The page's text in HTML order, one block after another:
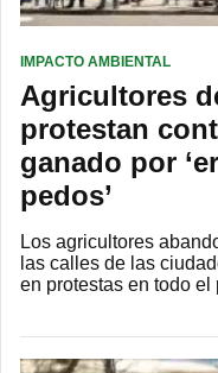
IMPACTO AMBIENTAL
Agricultores
protestan
ganado por
pedos’
Los agricultores
las calles de las
en protestas en todo